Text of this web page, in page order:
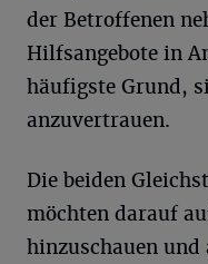
der Betroffenen
Hilfsangebote in
häufigste Grund,
anzuvertrauen.
Die beiden
möchten darauf
hinzuschauen